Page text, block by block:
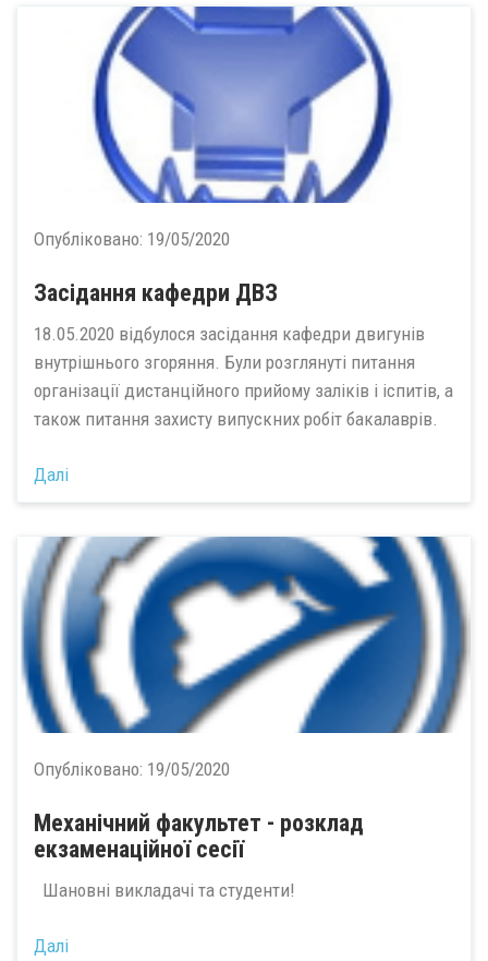
Опубліковано: 19/05/2020
Засідання кафедри ДВЗ
18.05.2020 відбулося засідання кафедри двигунів
внутрішнього згоряння. Були розглянуті питання
організації дистанційного прийому заліків і іспитів, а
також питання захисту випускних робіт бакалаврів.
Далі
Опубліковано: 19/05/2020
Механічний факультет - розклад
екзаменаційної сесії
Шановні викладачі та студенти!
Далі